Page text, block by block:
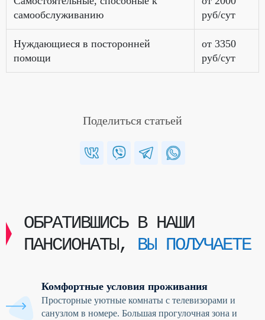
самообслуживанию
руб/сут
Нуждающиеся в посторонней
помощи
от 3350
руб/сут
Поделиться статьей
ОБРАТИВШИСЬ В НАШИ
ПАНСИОНАТЫ, ВЫ ПОЛУЧАЕТЕ
Комфортные условия проживания
Просторные уютные комнаты с телевизорами и
санузлом в номере. Большая прогулочная зона и